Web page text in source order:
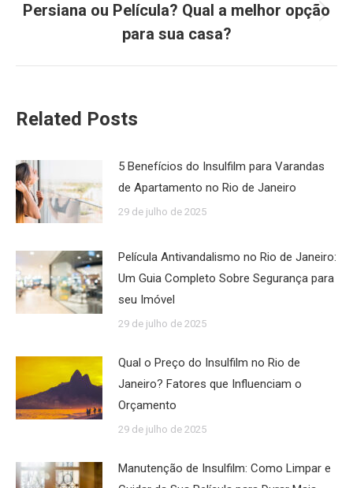
Próximo
post:
Persiana ou Película? Qual a melhor opção
para sua casa?
Related Posts
5 Benefícios do Insulfilm para Varandas
de Apartamento no Rio de Janeiro
29 de julho de 2025
Película Antivandalismo no Rio de Janeiro:
Um Guia Completo Sobre Segurança para
seu Imóvel
29 de julho de 2025
Qual o Preço do Insulfilm no Rio de
Janeiro? Fatores que Influenciam o
Orçamento
29 de julho de 2025
Manutenção de Insulfilm: Como Limpar e